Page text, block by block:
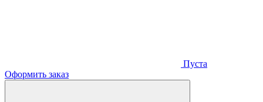
Пуста
Оформить заказ